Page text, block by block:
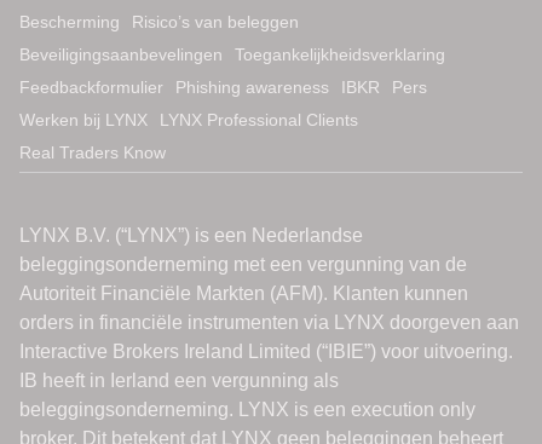
Bescherming
Risico’s van beleggen
Beveiligingsaanbevelingen
Toegankelijkheidsverklaring
Feedbackformulier
Phishing awareness IBKR
Pers
Werken bij LYNX
LYNX Professional Clients
Real Traders Know